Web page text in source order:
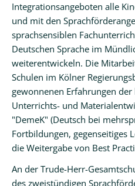
Integrationsangeboten alle
und mit den
sprachsensiblen
Deutschen Sprache im
weiterentwickeln. Die
Schulen im Kölner
gewonnenen Erfahrungen
Unterrichts- und
"DemeK" (Deutsch bei
Fortbildungen, gegenseitiges
die Weitergabe von Best
An der Trude-Herr-
des zweistündigen